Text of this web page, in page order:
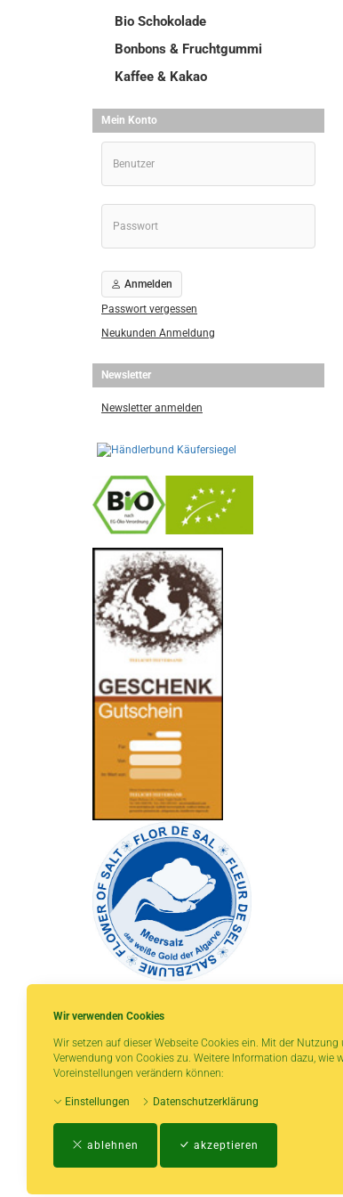
Wir verwenden Cookies
Wir setzen auf dieser Webseite Cookies ein. Mit der
Verwendung von Cookies zu. Weitere Information dazu, wie
Voreinstellungen verändern können:
Einstellungen Datenschutzerklärung
ablehnen akzeptieren
Bio Schokolade
Bonbons & Fruchtgummi
Kaffee & Kakao
Mein Konto
Anmelden
Passwort vergessen
Neukunden Anmeldung
Newsletter
Newsletter anmelden
* gilt für Lieferungen innerhalb Deutschlands,
bitte der Schaltfläche mit den
Impressum-AGB-Zahlungs-